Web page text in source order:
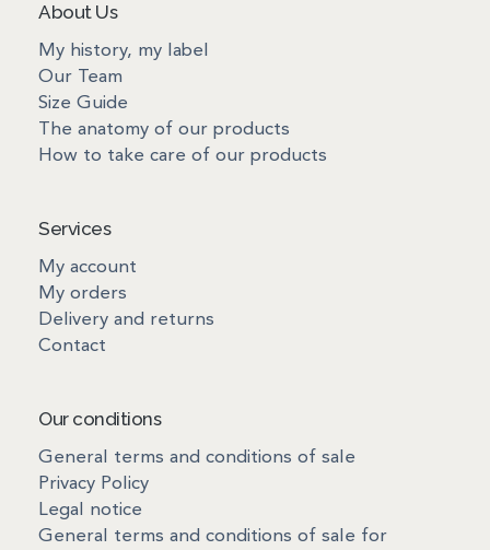
About Us
My history, my label
Our Team
Size Guide
The anatomy of our products
How to take care of our products
Services
My account
My orders
Delivery and returns
Contact
Our conditions
General terms and conditions of sale
Privacy Policy
Legal notice
General terms and conditions of sale for